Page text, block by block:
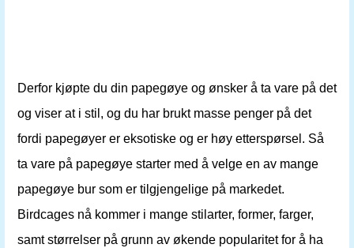
Derfor kjøpte du din papegøye og ønsker å ta vare på det
og viser at i stil, og du har brukt masse penger på det
fordi papegøyer er eksotiske og er høy etterspørsel. Så
ta vare på papegøye starter med å velge en av mange
papegøye bur som er tilgjengelige på markedet.
Birdcages nå kommer i mange stilarter, former, farger,
samt størrelser på grunn av økende popularitet for å ha